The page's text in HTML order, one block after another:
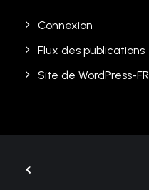
Connexion
Flux des publications
Site de WordPress-FR